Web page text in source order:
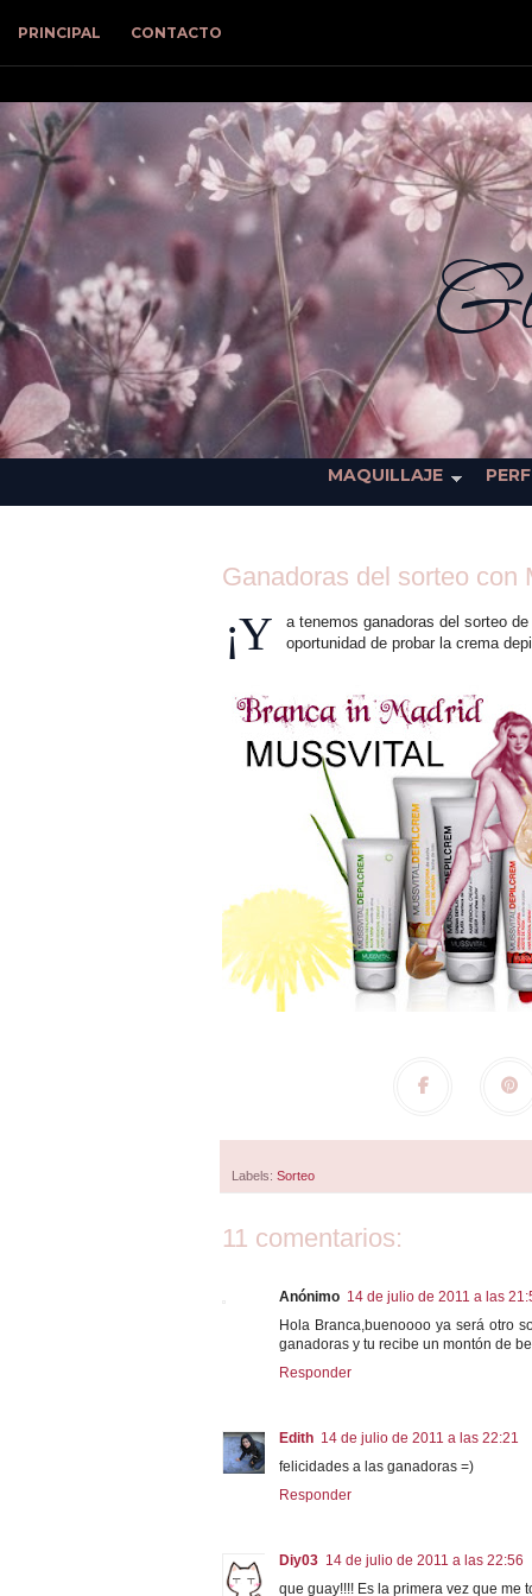
PRINCIPAL CONTACTO
MAQUILLAJE
Ganadoras del sorteo con
¡Y
a tenemos ganadoras del sorteo
oportunidad de probar la crema
Labels: Sorteo
11 comentarios:
Anónimo 14 de julio de 2011 a las
Hola Branca,buenoooo ya será otro
ganadoras y tu recibe un montón de
Responder
Edith 14 de julio de 2011 a las 22:21
felicidades a las ganadoras =)
Responder
Diy03 14 de julio de 2011 a las 22:56
que guay!!!! Es la primera vez que me